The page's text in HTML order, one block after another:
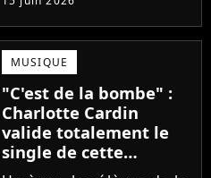
son premier album,
Anisha Jo, gagnante de
la Star Academy 2022, a
vu beaucoup de portes
se fermer. Sur
Instagram, elle...
MUSIQUE
"C'est de la bombe" :
Charlotte Cardin
valide totalement le
single de cette
ancienne élève de la